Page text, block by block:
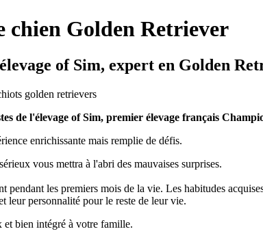
chien Golden Retriever
of Sim, expert en Golden
de l'élevage of Sim, premier élevage français
enrichissante mais remplie de défis.
vous mettra à l'abri des mauvaises surprises.
les premiers mois de la vie. Les habitudes
leur personnalité pour le reste de leur vie.
et bien intégré à votre famille.